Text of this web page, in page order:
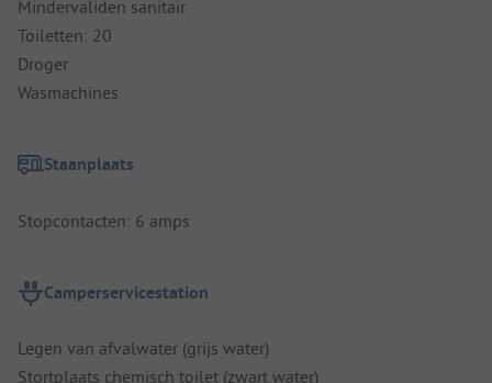
Mindervaliden sanitair
Toiletten: 20
Droger
Wasmachines
Staanplaats
Stopcontacten: 6 amps
Camperservicestation
Legen van afvalwater (grijs water)
Stortplaats chemisch toilet (zwart water)